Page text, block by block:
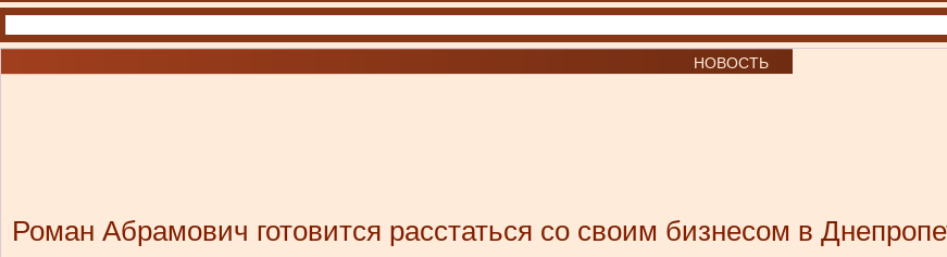
НОВОСТЬ
Роман Абрамович готовится расстаться со своим бизнесом в